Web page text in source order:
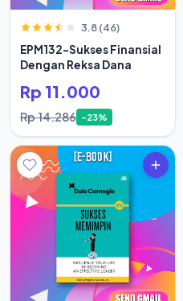
3.8 (46)
EPM132-Sukses Finansial
Dengan Reksa Dana
Rp 11.000
Rp 14.286 -23%